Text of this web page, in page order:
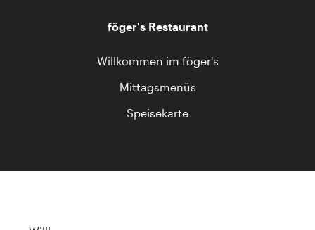
föger's Restaurant
Willkommen im föger's
Mittagsmenüs
Speisekarte